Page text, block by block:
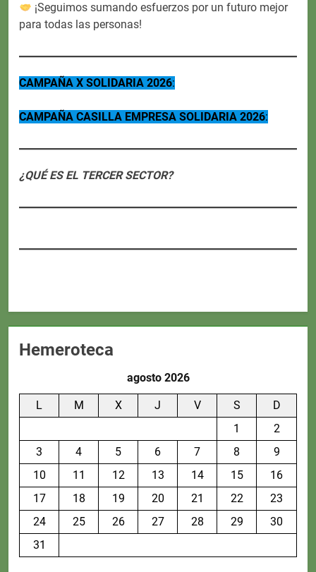
¡Seguimos sumando esfuerzos por un futuro mejor
para todas las personas!
CAMPAÑA X SOLIDARIA 2026:
CAMPAÑA CASILLA EMPRESA SOLIDARIA 2026:
¿QUÉ ES EL TERCER SECTOR?
Hemeroteca
agosto 2026
L M X J V S
D
1
2
3
4 5 6 7 8
9
10
11 12 13 14 15
16
17
18 19 20 21 22
23
24
25 26 27 28 29
30
31